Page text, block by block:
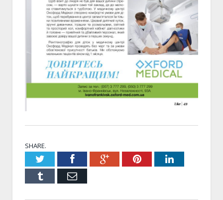
SHARE.
TwitterFacebookGoogle+PinterestLinkedIn
Tumblr Email